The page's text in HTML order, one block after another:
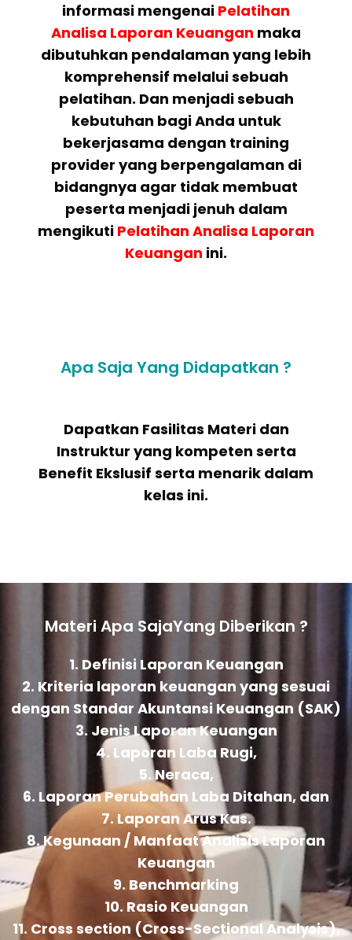
informasi mengenai Pelatihan
Analisa Laporan Keuangan maka
dibutuhkan pendalaman yang lebih
komprehensif melalui sebuah
pelatihan. Dan menjadi sebuah
kebutuhan bagi Anda untuk
bekerjasama dengan training
provider yang berpengalaman di
bidangnya agar tidak membuat
peserta menjadi jenuh dalam
mengikuti Pelatihan Analisa Laporan
Keuangan ini.
Apa Saja Yang Didapatkan ?
Dapatkan Fasilitas Materi dan
Instruktur yang kompeten serta
Benefit Ekslusif serta menarik dalam
kelas ini.
Materi Apa SajaYang Diberikan ?
1. Definisi Laporan Keuangan
2. Kriteria laporan keuangan yang sesuai
dengan Standar Akuntansi Keuangan (SAK)
3. Jenis Laporan Keuangan
4. Laporan Laba Rugi,
5. Neraca,
6. Laporan Perubahan Laba Ditahan, dan
7. Laporan Arus Kas.
8. Kegunaan / Manfaat Analisis Laporan
Keuangan
9. Benchmarking
10. Rasio Keuangan
11. Cross section (Cross-Sectional Analysis),